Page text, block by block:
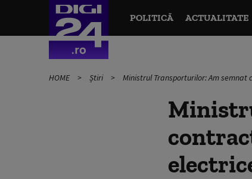
POLITICĂ ACTUALITATE
HOME Știri Ministrul Transporturilor: Am semnat